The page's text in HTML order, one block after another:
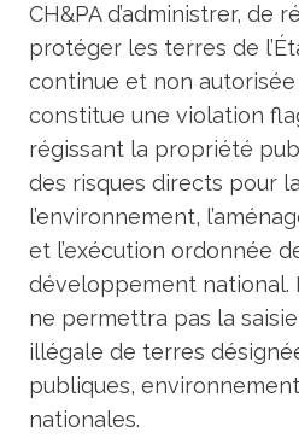
CH&PA d’administrer, de
protéger les terres de
continue et non
constitue une violation
régissant la propriété
des risques directs pour
l’environnement,
et l’exécution ordonnée
développement national.
ne permettra pas la
illégale de terres
publiques,
nationales.